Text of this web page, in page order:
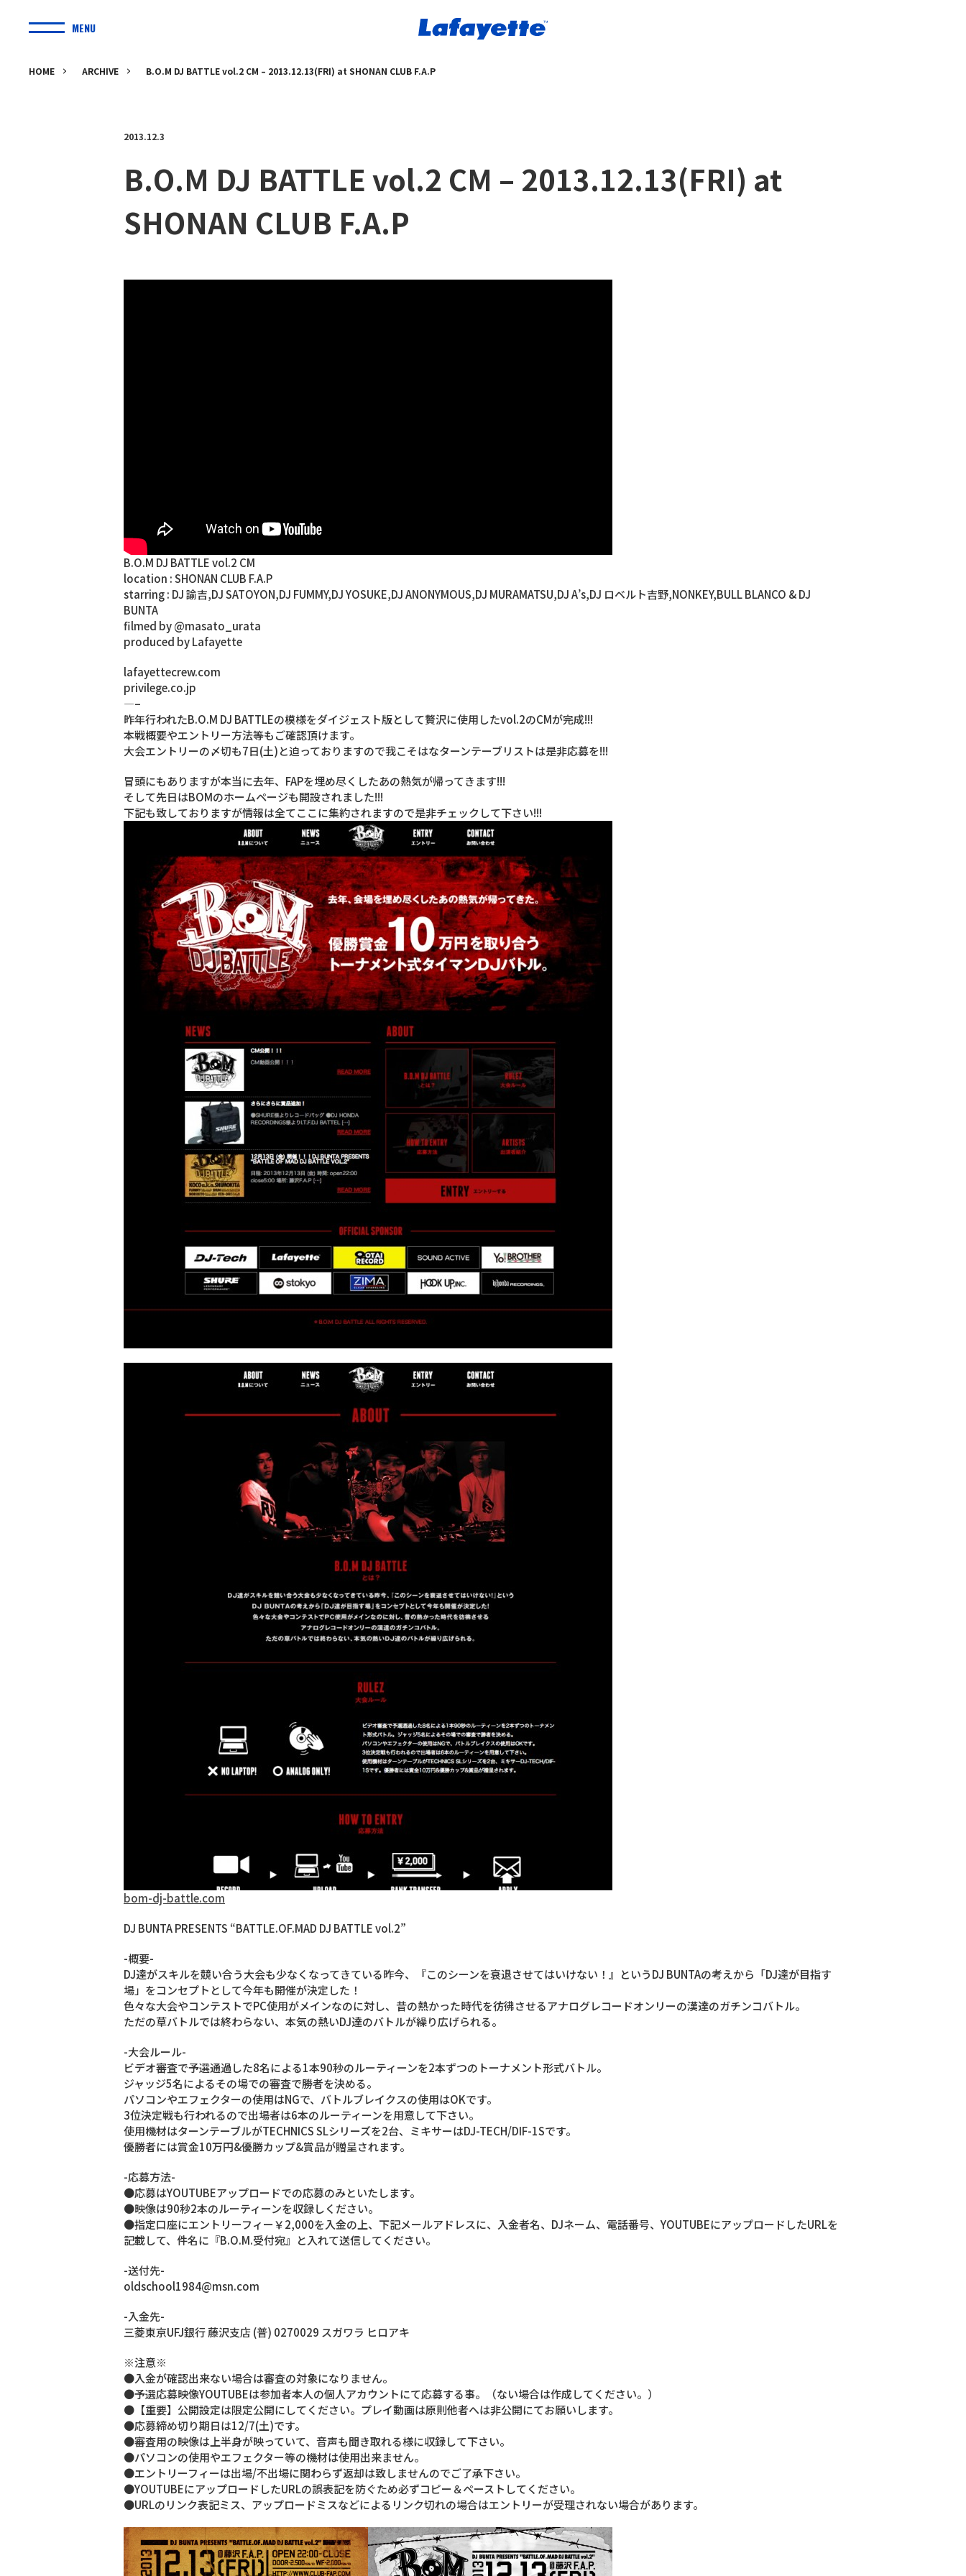
MENU
HOME ARCHIVE B.O.M DJ BATTLE vol.2 CM – 2013.12.13(FRI) at SHONAN CLUB F.A.P
2013.12.3
B.O.M DJ BATTLE vol.2 CM – 2013.12.13(FRI) at
SHONAN CLUB F.A.P
B.O.M DJ BATTLE vol.2 CM
location : SHONAN CLUB F.A.P
starring : DJ 諭吉,DJ SATOYON,DJ FUMMY,DJ YOSUKE,DJ ANONYMOUS,DJ MURAMATSU,DJ A’s,DJ ロベルト吉野,NONKEY,BULL BLANCO & DJ
BUNTA
filmed by @masato_urata
produced by Lafayette
lafayettecrew.com
privilege.co.jp
—–
昨年行われたB.O.M DJ BATTLEの模様をダイジェスト版として贅沢に使用したvol.2のCMが完成!!!
本戦概要やエントリー方法等もご確認頂けます。
大会エントリーの〆切も7日(土)と迫っておりますので我こそはなターンテーブリストは是非応募を!!!
冒頭にもありますが本当に去年、FAPを埋め尽くしたあの熱気が帰ってきます!!!
そして先日はBOMのホームページも開設されました!!!
下記も致しておりますが情報は全てここに集約されますので是非チェックして下さい!!!
bom-dj-battle.com
DJ BUNTA PRESENTS “BATTLE.OF.MAD DJ BATTLE vol.2”
-概要-
DJ達がスキルを競い合う大会も少なくなってきている昨今、『このシーンを衰退させて­はいけない！』というDJ BUNTAの考えから「DJ達が目指す
場」をコンセプトとして今年も開催が決定した！
色々な大会やコンテストでPC使用がメインなのに対し、昔の熱かった時代を彷彿させる­アナログレコードオンリーの漢達のガチンコバトル。
ただの草バトルでは終わらない、本気の熱いDJ達のバトルが繰り広げられる。
-大会ルール-
ビデオ審査で予選通過した8名による1本90秒のルーティーンを2本ずつのトーナメン­ト形式バトル。
ジャッジ5名によるその場での審査で勝者を決める。
パソコンやエフェクターの使用はNGで、バトルブレイクスの使用はOKです。
3位決定戦も行われるので出場者は6本のルーティーンを用意して下さい。
使用機材はターンテーブルがTECHNICS SLシリーズを2台、ミキサーはDJ-TECH/DIF-1Sです。
優勝者には賞金10万円&優勝カップ&賞品が贈呈されます。
-応募方法-
●応募はYOUTUBEアップロードでの応募のみといたします。
●映像は90秒2本のルーティーンを収録しください。
●指定口座にエントリーフィー￥2,000を入金の上、下記メールアドレスに、入金者­名、DJネーム、電話番号、YOUTUBEにアップロードしたURLを
記載して、件名­に『B.O.M.受付宛』と入れて送信してください。
-送付先-
oldschool1984@msn.com
-入金先-
三菱東京UFJ銀行 藤沢支店 (普) 0270029 スガワラ ヒロアキ
※注意※
●入金が確認出来ない場合は審査の対象になりません。
●予選応募映像YOUTUBEは参加者本人の個人アカウントにて応募する事。（ない場­合は作成してください。）
●【重要】公開設定は限定公開にしてください。プレイ動画は原則他者へは非公開にてお­願いします。
●応募締め切り期日は12/7(土)です。
●審査用の映像は上半身が映っていて、音声も聞き取れる様に収録して下さい。
●パソコンの使用やエフェクター等の機材は使用出来ません。
●エントリーフィーは出場/不出場に関わらず返却は致しませんのでご了承下さい。
●YOUTUBEにアップロードしたURLの誤表記を防ぐため必ずコピー＆ペーストし­てください。
●URLのリンク表記ミス、アップロードミスなどによるリンク切れの場合はエントリー­が受理されない場合があります。